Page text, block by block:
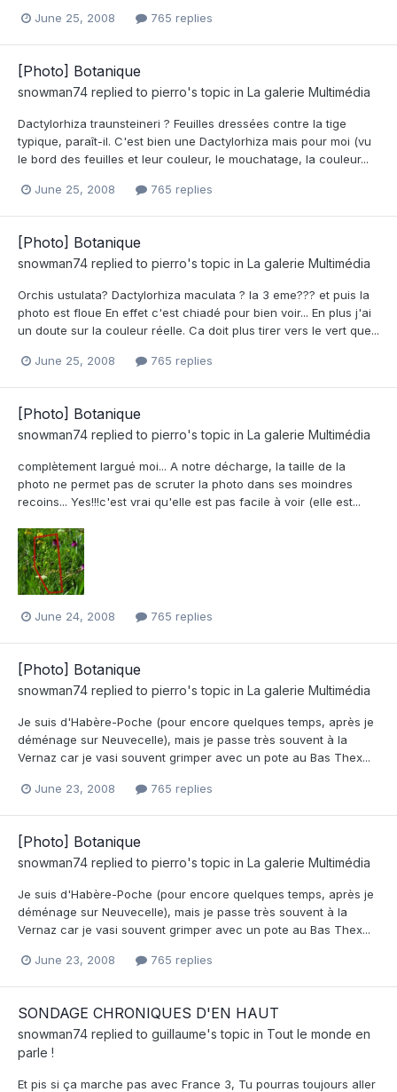
June 25, 2008 765 replies
[Photo] Botanique
snowman74 replied to pierro's topic in La galerie Multimédia
Dactylorhiza traunsteineri ? Feuilles dressées contre la tige
typique, paraît-il. C'est bien une Dactylorhiza mais pour moi (vu
le bord des feuilles et leur couleur, le mouchatage, la couleur...
June 25, 2008 765 replies
[Photo] Botanique
snowman74 replied to pierro's topic in La galerie Multimédia
Orchis ustulata? Dactylorhiza maculata ? la 3 eme??? et puis la
photo est floue En effet c'est chiadé pour bien voir... En plus j'ai
un doute sur la couleur réelle. Ca doit plus tirer vers le vert que...
June 25, 2008 765 replies
[Photo] Botanique
snowman74 replied to pierro's topic in La galerie Multimédia
complètement largué moi... A notre décharge, la taille de la
photo ne permet pas de scruter la photo dans ses moindres
recoins... Yes!!!c'est vrai qu'elle est pas facile à voir (elle est...
June 24, 2008 765 replies
[Photo] Botanique
snowman74 replied to pierro's topic in La galerie Multimédia
Je suis d'Habère-Poche (pour encore quelques temps, après je
déménage sur Neuvecelle), mais je passe très souvent à la
Vernaz car je vasi souvent grimper avec un pote au Bas Thex...
June 23, 2008 765 replies
[Photo] Botanique
snowman74 replied to pierro's topic in La galerie Multimédia
Je suis d'Habère-Poche (pour encore quelques temps, après je
déménage sur Neuvecelle), mais je passe très souvent à la
Vernaz car je vasi souvent grimper avec un pote au Bas Thex...
June 23, 2008 765 replies
SONDAGE CHRONIQUES D'EN HAUT
snowman74 replied to guillaume's topic in Tout le monde en
parle !
Et pis si ça marche pas avec France 3, Tu pourras toujours aller